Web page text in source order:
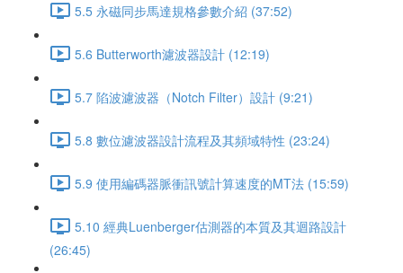
5.5 永磁同步馬達規格參數介紹 (37:52)
5.6 Butterworth濾波器設計 (12:19)
5.7 陷波濾波器（Notch Filter）設計 (9:21)
5.8 數位濾波器設計流程及其頻域特性 (23:24)
5.9 使用編碼器脈衝訊號計算速度的MT法 (15:59)
5.10 經典Luenberger估測器的本質及其迴路設計
(26:45)